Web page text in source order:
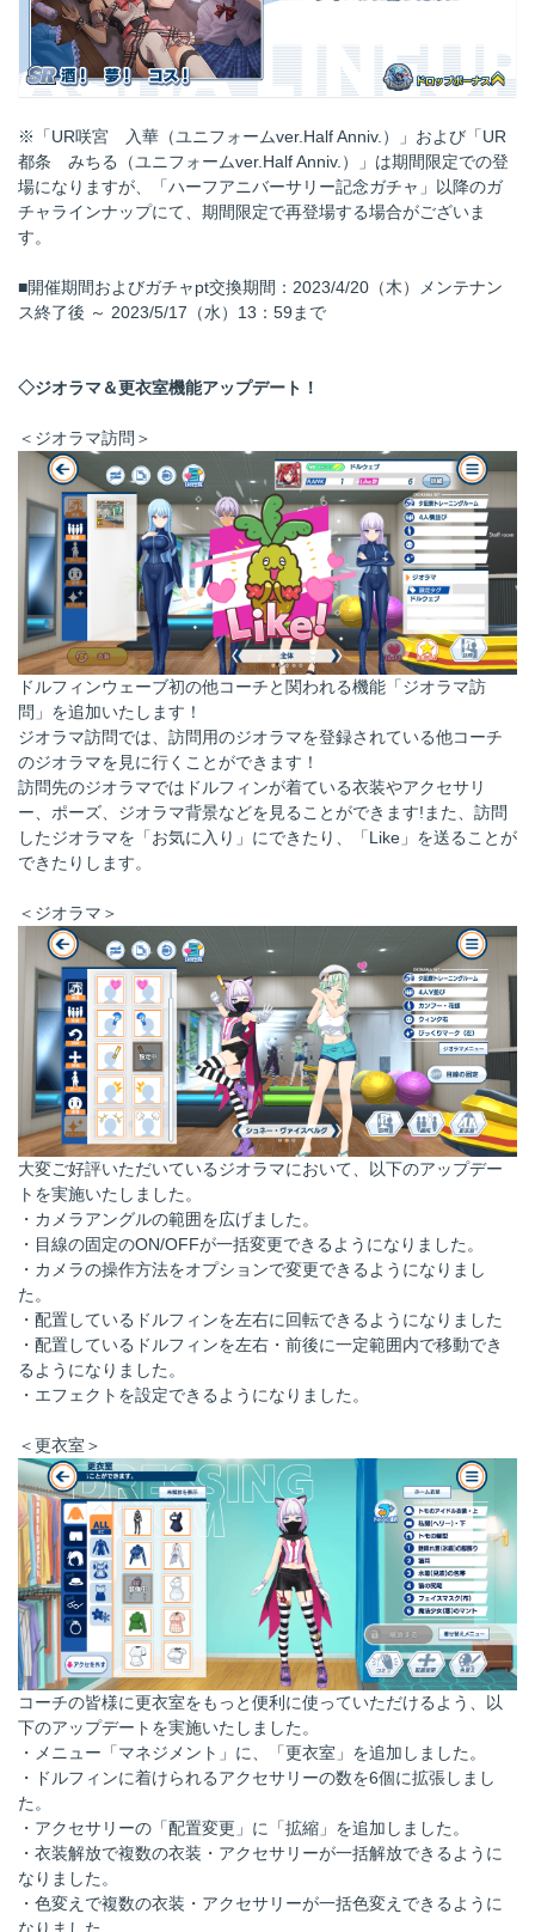
※「UR咲宮 入華（ユニフォームver.Half Anniv.）」および「UR
都条 みちる（ユニフォームver.Half Anniv.）」は期間限定での登
場になりますが、「ハーフアニバーサリー記念ガチャ」以降のガ
チャラインナップにて、期間限定で再登場する場合がございま
す。
■開催期間およびガチャpt交換期間：2023/4/20（木）メンテナン
ス終了後 ～ 2023/5/17（水）13：59まで
◇ジオラマ＆更衣室機能アップデート！
＜ジオラマ訪問＞
ドルフィンウェーブ初の他コーチと関われる機能「ジオラマ訪
問」を追加いたします！
ジオラマ訪問では、訪問用のジオラマを登録されている他コーチ
のジオラマを見に行くことができます！
訪問先のジオラマではドルフィンが着ている衣装やアクセサリ
ー、ポーズ、ジオラマ背景などを見ることができます!また、訪問
したジオラマを「お気に入り」にできたり、「Like」を送ることが
できたりします。
＜ジオラマ＞
大変ご好評いただいているジオラマにおいて、以下のアップデー
トを実施いたしました。
・カメラアングルの範囲を広げました。
・目線の固定のON/OFFが一括変更できるようになりました。
・カメラの操作方法をオプションで変更できるようになりまし
た。
・配置しているドルフィンを左右に回転できるようになりました
・配置しているドルフィンを左右・前後に一定範囲内で移動でき
るようになりました。
・エフェクトを設定できるようになりました。
＜更衣室＞
コーチの皆様に更衣室をもっと便利に使っていただけるよう、以
下のアップデートを実施いたしました。
・メニュー「マネジメント」に、「更衣室」を追加しました。
・ドルフィンに着けられるアクセサリーの数を6個に拡張しまし
た。
・アクセサリーの「配置変更」に「拡縮」を追加しました。
・衣装解放で複数の衣装・アクセサリーが一括解放できるように
なりました。
・色変えで複数の衣装・アクセサリーが一括色変えできるように
なりました。